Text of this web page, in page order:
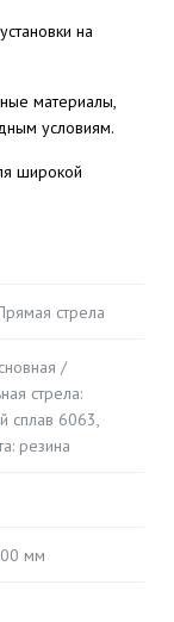
на
материалы,
условиям.
широкой
стрела
/
стрела:
сплав 6063,
резина
мм